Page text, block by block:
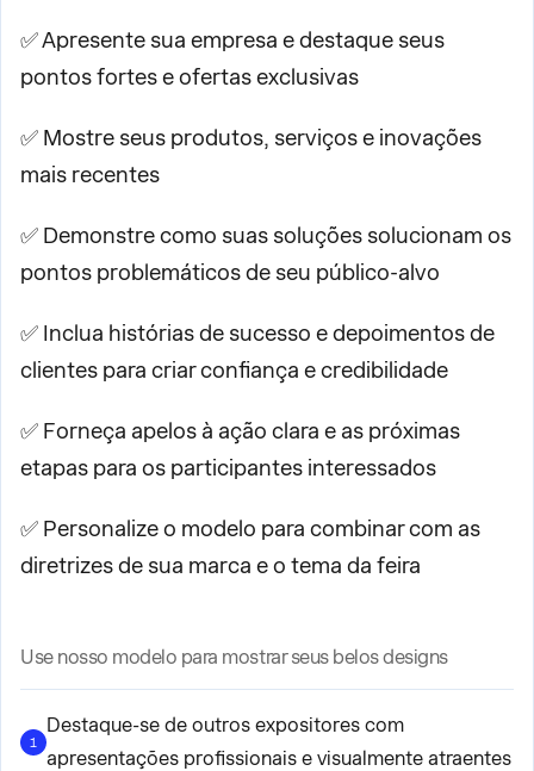
✅ Apresente sua empresa e destaque seus
pontos fortes e ofertas exclusivas
✅ Mostre seus produtos, serviços e inovações
mais recentes
✅ Demonstre como suas soluções solucionam os
pontos problemáticos de seu público-alvo
✅ Inclua histórias de sucesso e depoimentos de
clientes para criar confiança e credibilidade
✅ Forneça apelos à ação clara e as próximas
etapas para os participantes interessados
✅ Personalize o modelo para combinar com as
diretrizes de sua marca e o tema da feira
Use nosso modelo para mostrar seus belos designs
1
Destaque-se de outros expositores com
apresentações profissionais e visualmente atraentes